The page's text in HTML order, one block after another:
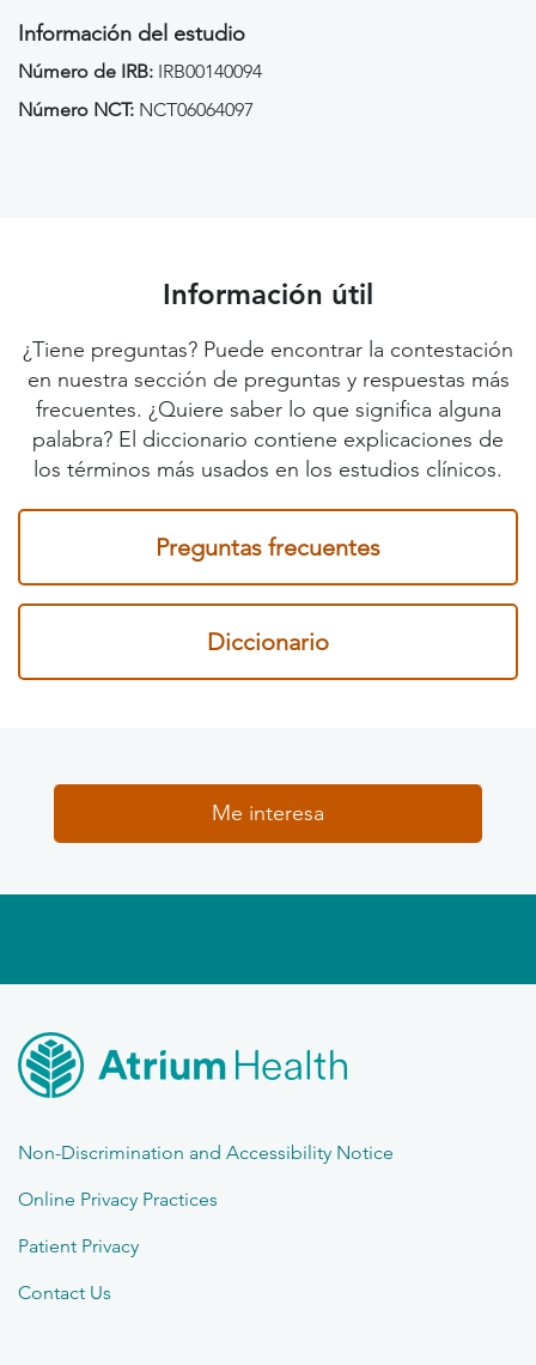
Información del estudio
Número de IRB: IRB00140094
Número NCT: NCT06064097
Información útil
¿Tiene preguntas? Puede encontrar la contestación
en nuestra sección de preguntas y respuestas más
frecuentes. ¿Quiere saber lo que significa alguna
palabra? El diccionario contiene explicaciones de
los términos más usados en los estudios clínicos.
Preguntas frecuentes
Diccionario
Me interesa
Non-Discrimination and Accessibility Notice
Online Privacy Practices
Patient Privacy
Contact Us